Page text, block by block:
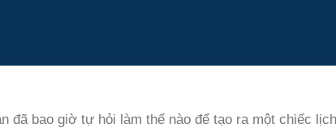
đã bao giờ tự hỏi làm thế nào để tạo ra một chiếc